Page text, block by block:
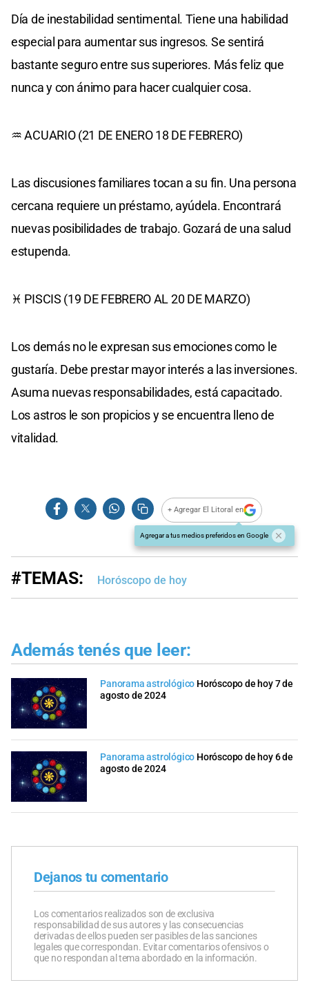
Día de inestabilidad sentimental. Tiene una habilidad
especial para aumentar sus ingresos. Se sentirá
bastante seguro entre sus superiores. Más feliz que
nunca y con ánimo para hacer cualquier cosa.
♒ ACUARIO (21 DE ENERO 18 DE FEBRERO)
Las discusiones familiares tocan a su fin. Una persona
cercana requiere un préstamo, ayúdela. Encontrará
nuevas posibilidades de trabajo. Gozará de una salud
estupenda.
♓ PISCIS (19 DE FEBRERO AL 20 DE MARZO)
Los demás no le expresan sus emociones como le
gustaría. Debe prestar mayor interés a las inversiones.
Asuma nuevas responsabilidades, está capacitado.
Los astros le son propicios y se encuentra lleno de
vitalidad.
+ Agregar El Litoral en
Agregar a tus medios preferidos en Google
#TEMAS: Horóscopo de hoy
Además tenés que leer:
Panorama astrológico Horóscopo de hoy 7 de
agosto de 2024
Panorama astrológico Horóscopo de hoy 6 de
agosto de 2024
Dejanos tu comentario
Los comentarios realizados son de exclusiva
responsabilidad de sus autores y las consecuencias
derivadas de ellos pueden ser pasibles de las sanciones
legales que correspondan. Evitar comentarios ofensivos o
que no respondan al tema abordado en la información.